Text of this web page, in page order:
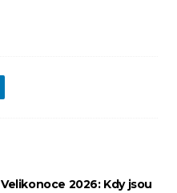
Velikonoce 2026: Kdy jsou